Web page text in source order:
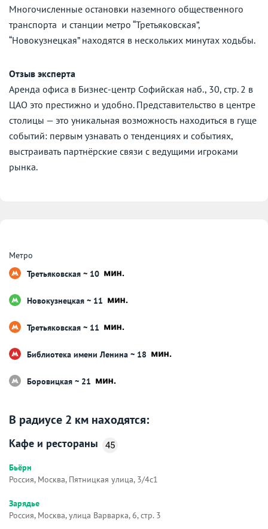
Многочисленные остановки наземного общественного
транспорта и станции метро “Третьяковская”,
“Новокузнецкая” находятся в нескольких минутах ходьбы.
Отзыв эксперта
Аренда офиса в Бизнес-центр Софийская наб., 30, стр. 2 в
ЦАО это престижно и удобно. Представительство в центре
столицы — это уникальная возможность находиться в гуще
событий: первым узнавать о тенденциях и событиях,
выстраивать партнёрские связи с ведущими игроками
рынка.
Метро
Третьяковская ~ 10
Новокузнецкая ~ 11
Третьяковская ~ 11
Библиотека имени Ленина ~ 18
Боровицкая ~ 21
В радиусе 2 км находятся:
Кафе и рестораны 45
Бьёрн
Россия, Москва, Пятницкая улица, 3/4с1
Зарядье
Россия, Москва, улица Варварка, 6, стр. 3